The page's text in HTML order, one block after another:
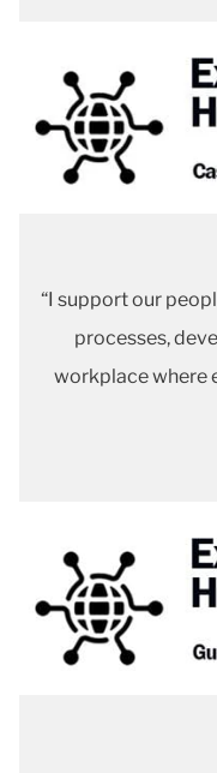
“I support our
processes,
workplace where